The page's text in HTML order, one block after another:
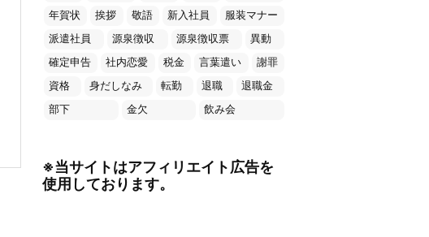
年賀状
挨拶 敬語 新入社員
服装マナー
派遣社員
源泉徴収 源泉徴収票
異動
確定申告
社内恋愛 税金 言葉遣い
謝罪
資格
身だしなみ 転勤 退職
退職金
部下
金欠 飲み会
※当サイトはアフィリエイト広告を
使用しております。